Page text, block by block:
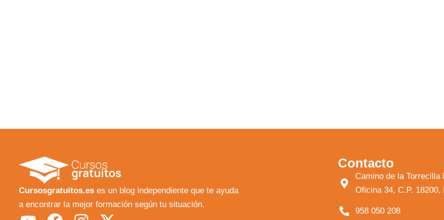
Cursosgratuitos.es es un blog independiente que te ayuda
a encontrar la mejor formación según tu situación.
Contacto
Camino de la Torrecilla
Oficina 34, C.P. 18200,
958 050 208